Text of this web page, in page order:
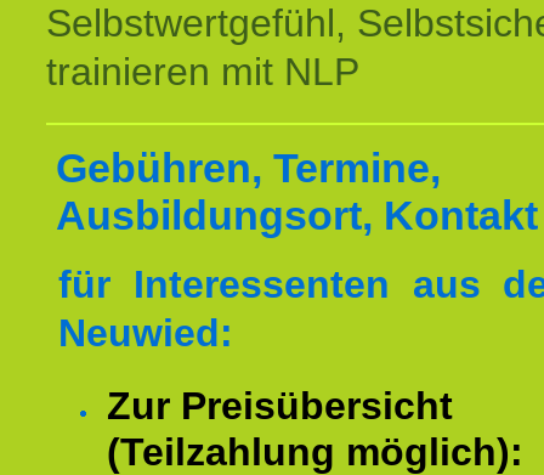
Selbstwertgefühl,
trainieren mit NLP
Gebühren, Termine,
Ausbildungsort, Kontakt
für Interessenten aus
Neuwied:
Zur Preisübersicht
(Teilzahlung möglich):